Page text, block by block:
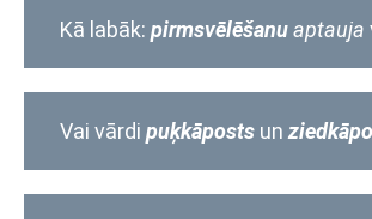
Kā labāk: pirmsvēlēšanuaptauja
Vai vārdi puķkāposts un